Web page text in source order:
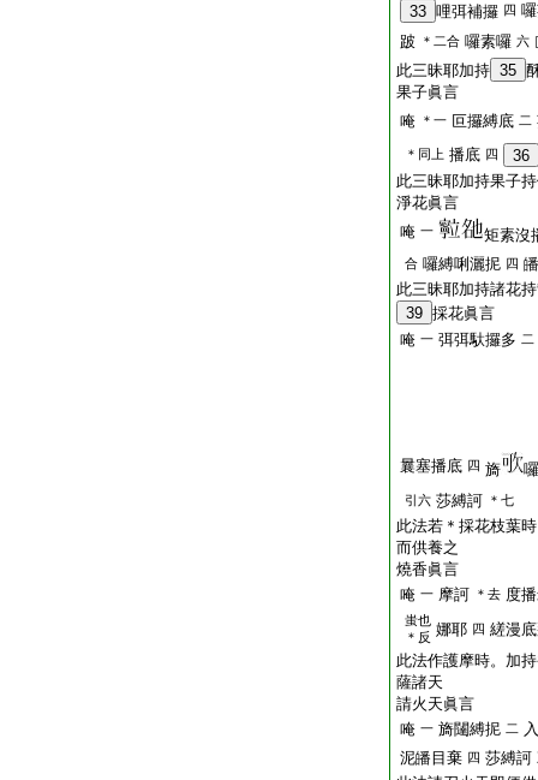
33 哩弭補攞 四
跛 ＊二合 囉素囉 六
此三昧耶加持 35
果子眞言
唵 ＊一 叵攞縛底 二
＊同上 播底 四
36
此三昧耶加持果子
淨花眞言
唵 一 矩素沒
合 囉縛唎灑抳 四
此三昧耶加持諸花
39 採花眞言
唵 一 弭弭馱攞多 二
曩塞播底 四 旖 囉
引六 莎縛訶 ＊七
此法若＊採花枝葉
而供養之
燒香眞言
唵 一 摩訶 ＊去 度
蚩也
＊反 娜耶 四 縒漫
此法作護摩時。加
薩諸天
請火天眞言
唵 一 旖闥縛抳 二
泥皤目棄 四 莎縛訶